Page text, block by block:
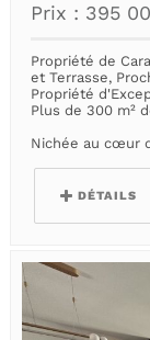
Prix : 395
Propriété de
et Terrasse,
Propriété
Plus de 300 m²
Nichée au cœur
DÉTAILS